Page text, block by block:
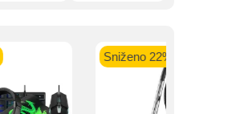
Sniženo 22%